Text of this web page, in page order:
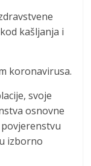
kašljanja i
koronavirusa.
svoje
osnovne
izborno